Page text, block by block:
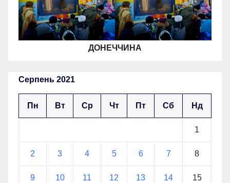
ДОНЕЧЧИНА
Серпень 2021
Пн Вт Ср Чт Пт Сб Нд
1
2 3 4 5 6 7 8
9 10 11 12 13 14 15